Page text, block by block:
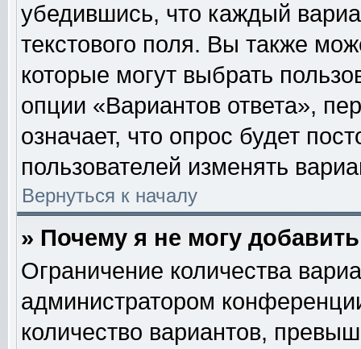
убедившись, что каждый
текстового поля. Вы также
которые могут выбрать
опции «Вариантов ответа»,
означает, что опрос будет
пользователей изменять
Вернуться к началу
» Почему я не могу
Ограничение количества
администратором
количество вариантов,